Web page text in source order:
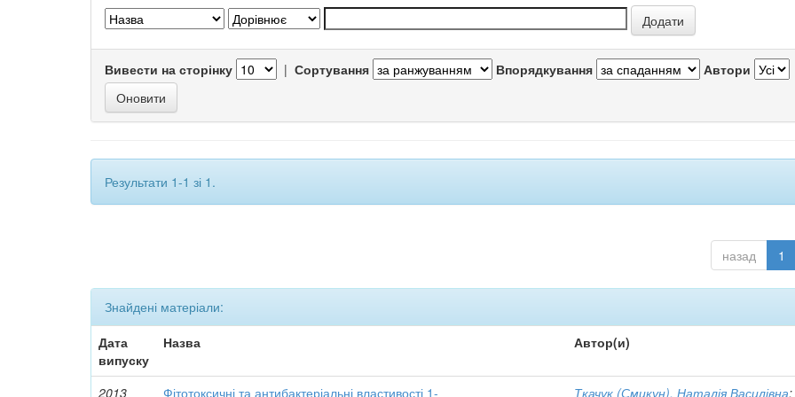
Вивести на сторінку | Сортування Впорядкування Автори
Результати 1-1 зі 1.
назад 1
Знайдені матеріали:
Дата
випуску
Назва Автор(и)
2013 Фітотоксичні та антибактеріальні властивості 1- Ткачук (Смикун), Наталія Василівна;